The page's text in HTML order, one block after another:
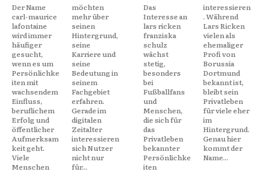
Der Name
carl-maurice
lafontaine
wird immer
häufiger
gesucht,
wenn es um
Persönlichke
iten mit
wachsendem
Einfluss,
beruflichem
Erfolg und
öffentlicher
Aufmerksam
keit geht.
Viele
Menschen
möchten
mehr über
seinen
Hintergrund,
seine
Karriere und
seine
Bedeutung in
seinem
Fachgebiet
erfahren.
Gerade im
digitalen
Zeitalter
interessieren
sich Nutzer
nicht nur
für...
Das
Interesse an
lars ricken
franziska
schulz
wächst
stetig,
besonders
bei
Fußballfans
und
Menschen,
die sich für
das
Privatleben
bekannter
Persönlichke
iten
interessieren
. Während
Lars Ricken
vielen als
ehemaliger
Profi von
Borussia
Dortmund
bekannt ist,
bleibt sein
Privatleben
für viele eher
im
Hintergrund.
Genau hier
kommt der
Name...